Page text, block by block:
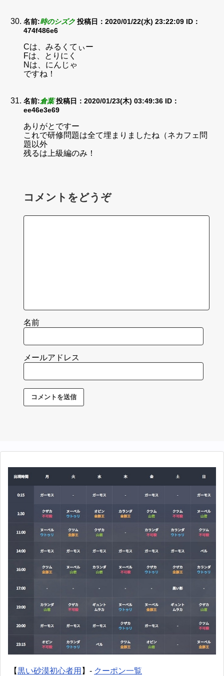
名前:時のシズク 投稿日：2020/01/22(水) 23:22:09 ID：
474f486e6
Cは、みるくてぃー
Fは、とりにく
Nは、にんじゃ
ですね！
名前:倉葉 投稿日：2020/01/23(木) 03:49:36 ID：
ee46e3e69
ありがとですー
これで研修問題は全て埋まりましたね（ネカフェ問
題以外
残るは上級編のみ！
コメントをどうぞ
名前
メールアドレス
【黒い砂漠初心者用 】- クーポン一覧